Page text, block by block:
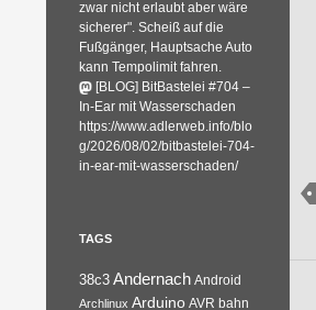
zwar nicht erlaubt aber wäre
sicherer". Scheiß auf die
Fußgänger, Hauptsache Auto
kann Tempolimit fahren.
[BLOG] BitBastelei #704 –
In-Ear mit Wasserschaden
https://www.adlerweb.info/blo
g/2026/08/02/bitbastelei-704-
in-ear-mit-wasserschaden/
TAGS
38c3 Andernach Android
Archlinux Arduino AVR bahn